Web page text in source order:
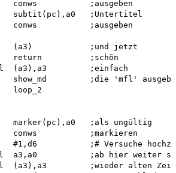
conws           ;ausgeben
subtit(pc),a0   ;Untertitel
conws           ;ausgeben
(a3)            ;und jetzt
return          ;schön
(a3),a3         ;einfach
show_md         ;die 'mfl'
loop_2
;als ungültig
conws           ;markieren
#1,d6           ;# Versuche
a3,a0           ;ab hier weiter
(a3),a3         ;wieder alten